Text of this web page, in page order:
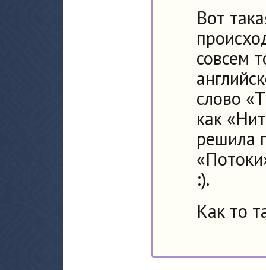
Вот
совсем
слово
как
решила
:).
Как то